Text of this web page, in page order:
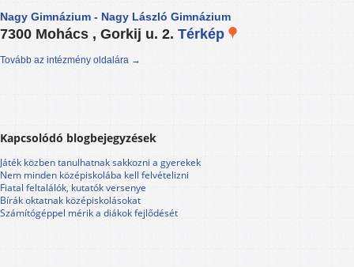
Nagy Gimnázium - Nagy László Gimnázium
7300 Mohács , Gorkij u. 2. Térkép
Tovább az intézmény oldalára →
Kapcsolódó blogbejegyzések
Játék közben tanulhatnak sakkozni a gyerekek
Nem minden középiskolába kell felvételizni
Fiatal feltalálók, kutatók versenye
Bírák oktatnak középiskolásokat
Számítógéppel mérik a diákok fejlődését